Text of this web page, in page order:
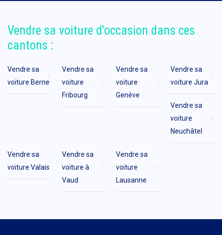
Vendre sa voiture d'occasion dans ces
cantons :
Vendre sa
voiture Berne
Vendre sa
voiture
Fribourg
Vendre sa
voiture
Genève
Vendre sa
voiture Jura
Vendre sa
voiture
Neuchâtel
Vendre sa
voiture Valais
Vendre sa
voiture à
Vaud
Vendre sa
voiture
Lausanne